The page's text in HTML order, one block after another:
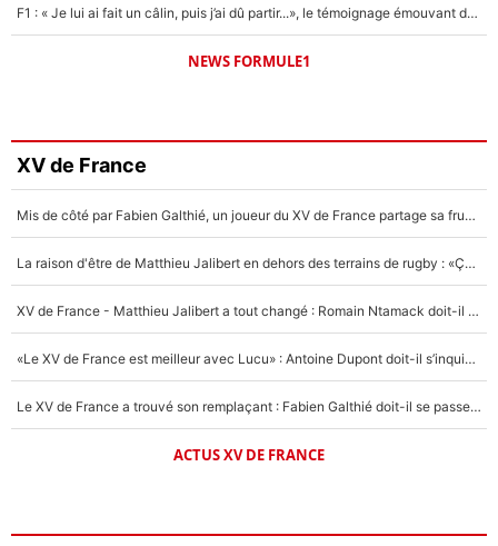
F1 : « Je lui ai fait un câlin, puis j’ai dû partir...», le témoignage émouvant de Max Verstappen sur sa fille
NEWS FORMULE1
XV de France
Mis de côté par Fabien Galthié, un joueur du XV de France partage sa frustration : «ils ne me l’ont pas dit tout de suite»
La raison d'être de Matthieu Jalibert en dehors des terrains de rugby : «Ça m'atteint autant que si tu touches à un membre de ma famille»
XV de France - Matthieu Jalibert a tout changé : Romain Ntamack doit-il s’inquiéter pour sa place à un an de la Coupe du monde ?
«Le XV de France est meilleur avec Lucu» : Antoine Dupont doit-il s’inquiéter pour sa place ?
Le XV de France a trouvé son remplaçant : Fabien Galthié doit-il se passer d'Antoine Dupont ?
ACTUS XV DE FRANCE